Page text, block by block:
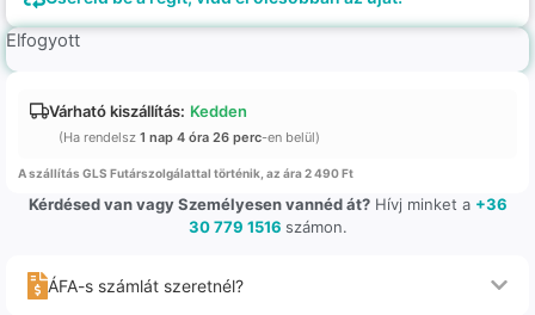
Elfogyott
Várható kiszállítás: Kedden
(Ha rendelsz 1 nap 4 óra 26 perc-en belül)
A szállítás GLS Futárszolgálattal történik, az ára 2 490 Ft
Kérdésed van vagy Személyesen vannéd át?Hívj minket a +36
30 779 1516 számon.
ÁFA-s számlát szeretnél?